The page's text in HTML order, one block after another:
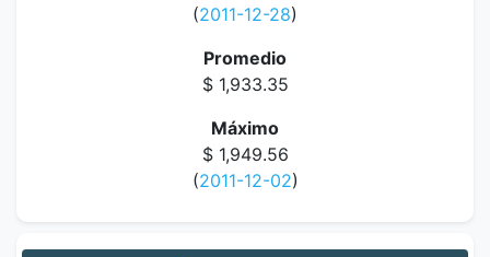
(2011-12-28)
Promedio
$ 1,933.35
Máximo
$ 1,949.56
(2011-12-02)